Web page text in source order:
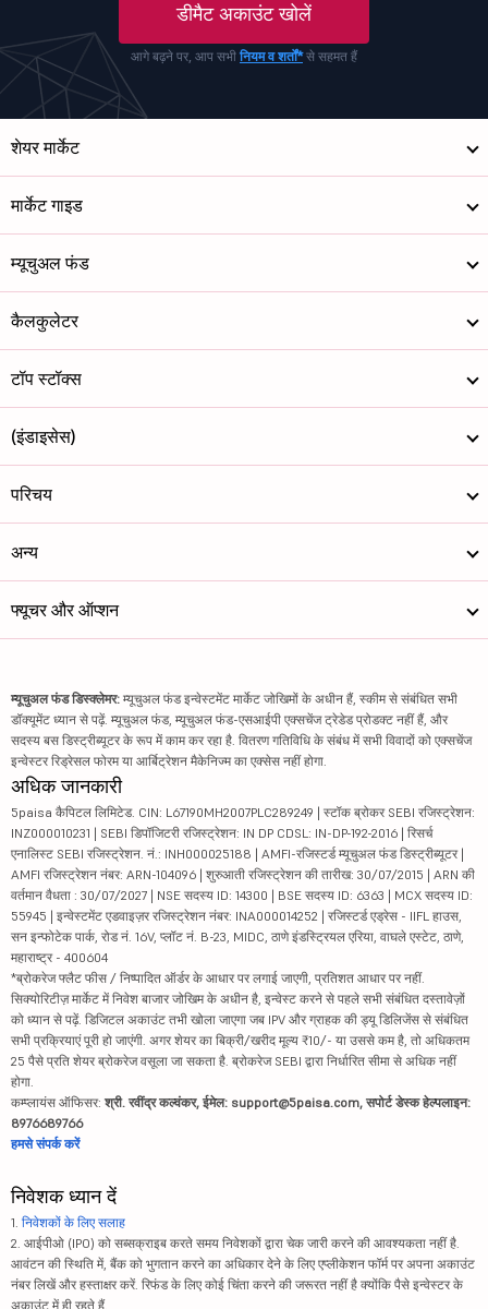
डीमैट अकाउंट खोलें
आगे बढ़ने पर, आप सभी नियम व शर्तों*से सहमत हैं
शेयर मार्केट
मार्केट गाइड
म्यूचुअल फंड
कैलकुलेटर
टॉप स्टॉक्स
(इंडाइसेस)
परिचय
अन्य
फ्यूचर और ऑप्शन
म्यूचुअल फंड डिस्क्लेमर: म्यूचुअल फंड इन्वेस्टमेंट मार्केट जोखिमों के अधीन हैं, स्कीम से संबंधित सभी
डॉक्यूमेंट ध्यान से पढ़ें. म्यूचुअल फंड, म्यूचुअल फंड-एसआईपी एक्सचेंज ट्रेडेड प्रोडक्ट नहीं हैं, और
सदस्य बस डिस्ट्रीब्यूटर के रूप में काम कर रहा है. वितरण गतिविधि के संबंध में सभी विवादों को एक्सचेंज
इन्वेस्टर रिड्रेसल फोरम या आर्बिट्रेशन मैकेनिज्म का एक्सेस नहीं होगा.
अधिक जानकारी
5paisa कैपिटल लिमिटेड. CIN: L67190MH2007PLC289249 | स्टॉक ब्रोकर SEBI रजिस्ट्रेशन:
INZ000010231 | SEBI डिपॉजिटरी रजिस्ट्रेशन: IN DP CDSL: IN-DP-192-2016 | रिसर्च
एनालिस्ट SEBI रजिस्ट्रेशन. नं.: INH000025188 | AMFI-रजिस्टर्ड म्यूचुअल फंड डिस्ट्रीब्यूटर |
AMFI रजिस्ट्रेशन नंबर: ARN-104096 | शुरुआती रजिस्ट्रेशन की तारीख: 30/07/2015 | ARN की
वर्तमान वैधता : 30/07/2027 | NSE सदस्य ID: 14300 | BSE सदस्य ID: 6363 | MCX सदस्य ID:
55945 | इन्वेस्टमेंट एडवाइज़र रजिस्ट्रेशन नंबर: INA000014252 | रजिस्टर्ड एड्रेस - IIFL हाउस,
सन इन्फोटेक पार्क, रोड नं. 16V, प्लॉट नं. B-23, MIDC, ठाणे इंडस्ट्रियल एरिया, वाघले एस्टेट, ठाणे,
महाराष्ट्र - 400604
*ब्रोकरेज फ्लैट फीस / निष्पादित ऑर्डर के आधार पर लगाई जाएगी, प्रतिशत आधार पर नहीं.
सिक्योरिटीज़ मार्केट में निवेश बाजार जोखिम के अधीन है, इन्वेस्ट करने से पहले सभी संबंधित दस्तावेज़ों
को ध्यान से पढ़ें. डिजिटल अकाउंट तभी खोला जाएगा जब IPV और ग्राहक की ड्यू डिलिजेंस से संबंधित
सभी प्रक्रियाएं पूरी हो जाएंगी. अगर शेयर का बिक्री/खरीद मूल्य ₹10/- या उससे कम है, तो अधिकतम
25 पैसे प्रति शेयर ब्रोकरेज वसूला जा सकता है. ब्रोकरेज SEBI द्वारा निर्धारित सीमा से अधिक नहीं
होगा.
कम्प्लायंस ऑफिसर: श्री. रवींद्र कल्वंकर, ईमेल: support@5paisa.com, सपोर्ट डेस्क हेल्पलाइन:
8976689766
हमसे संपर्क करें
निवेशक ध्यान दें
1. निवेशकों के लिए सलाह
2. आईपीओ (IPO) को सब्सक्राइब करते समय निवेशकों द्वारा चेक जारी करने की आवश्यकता नहीं है.
आवंटन की स्थिति में, बैंक को भुगतान करने का अधिकार देने के लिए एप्लीकेशन फॉर्म पर अपना अकाउंट
नंबर लिखें और हस्ताक्षर करें. रिफंड के लिए कोई चिंता करने की जरूरत नहीं है क्योंकि पैसे इन्वेस्टर के
अकाउंट में ही रहते हैं.